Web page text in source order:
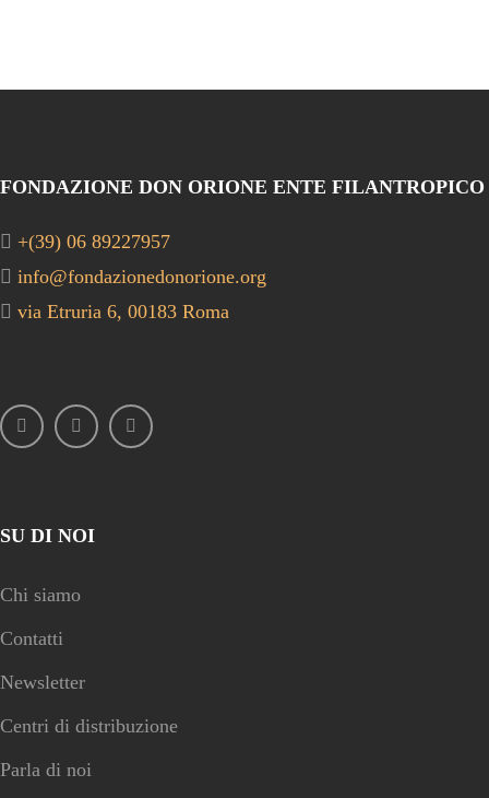
FONDAZIONE DON ORIONE ENTE FILANTROPICO
+(39) 06 89227957
info@fondazionedonorione.org
via Etruria 6, 00183 Roma
SU DI NOI
Chi siamo
Contatti
Newsletter
Centri di distribuzione
Parla di noi